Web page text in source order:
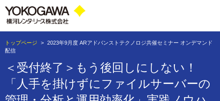
トップページ > 2023年9月度 ARアドバンストテクノロジ共催セミナー オンデマンド
配信
＜受付終了＞もう後回しにしない！
「人手を掛けずにファイルサーバーの